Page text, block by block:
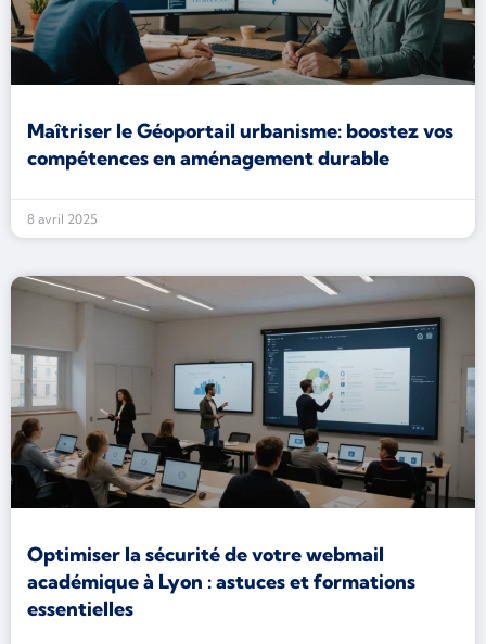
Maîtriser le Géoportail urbanisme: boostez vos
compétences en aménagement durable
8 avril 2025
Optimiser la sécurité de votre webmail
académique à Lyon : astuces et formations
essentielles